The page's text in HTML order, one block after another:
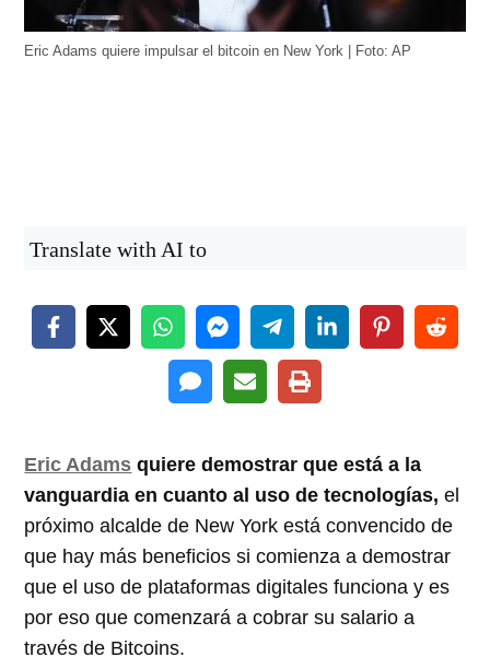
Eric Adams quiere impulsar el bitcoin en New York | Foto: AP
Translate with AI to
Eric Adams quiere demostrar que está a la
vanguardia en cuanto al uso de tecnologías, el
próximo alcalde de New York está convencido de
que hay más beneficios si comienza a demostrar
que el uso de plataformas digitales funciona y es
por eso que comenzará a cobrar su salario a
través de Bitcoins.